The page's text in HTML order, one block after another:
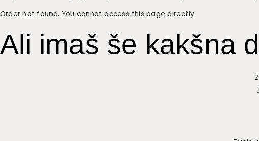
Order not found. You cannot access this page directly.
Ali imaš še kakšna